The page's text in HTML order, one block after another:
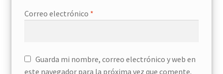
Correo electrónico *
Guarda mi nombre, correo electrónico y web en
este navegador para la próxima vez que comente.